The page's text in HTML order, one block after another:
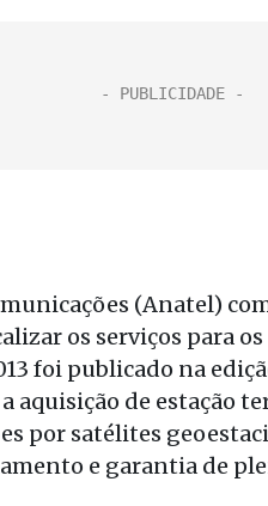
(Anatel)
os serviços para
foi publicado na
aquisição de estação
por satélites
e garantia de